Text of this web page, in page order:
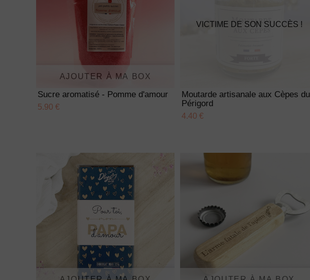
AJOUTER À MA BOX
Sucre aromatisé - Pomme d'amour
5.90 €
VICTIME DE SON SUCCÈS !
Moutarde artisanale aux Cèpes du
Périgord
4.40 €